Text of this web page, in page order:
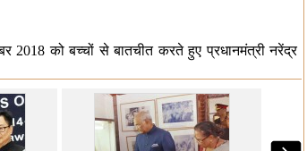
2018 को बच्चों से बातचीत करते हुए प्रधानमंत्री नरेंद्र